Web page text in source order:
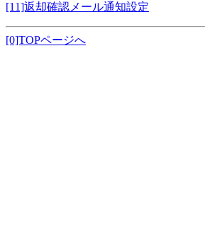
[11]返却確認メール通知設定
[0]TOPページへ